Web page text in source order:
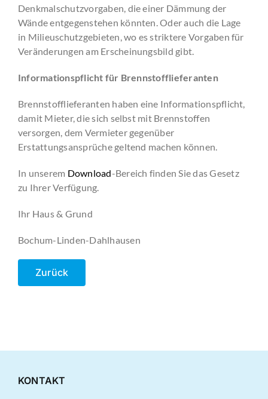
Denkmalschutzvorgaben, die einer Dämmung der
Wände entgegenstehen könnten. Oder auch die Lage
in Milieuschutzgebieten, wo es striktere Vorgaben für
Veränderungen am Erscheinungsbild gibt.
Informationspflicht für Brennstofflieferanten
Brennstofflieferanten haben eine Informationspflicht,
damit Mieter, die sich selbst mit Brennstoffen
versorgen, dem Vermieter gegenüber
Erstattungsansprüche geltend machen können.
In unserem Download-Bereich finden Sie das Gesetz
zu Ihrer Verfügung.
Ihr Haus & Grund
Bochum-Linden-Dahlhausen
Zurück
KONTAKT